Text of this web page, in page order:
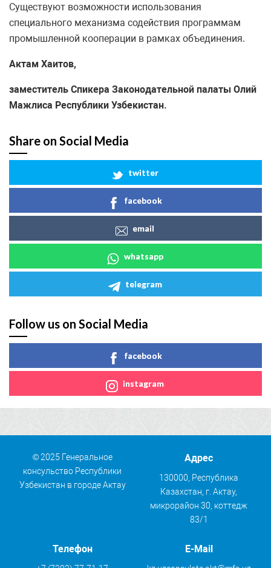
Существуют возможности использования
специального механизма содействия программам
промышленной кооперации в рамках объединения.
Актам Хаитов,
заместитель Спикера Законодательной палаты Олий
Мажлиса Республики Узбекистан.
Share on Social Media
twitter
facebook
email
whatsapp
telegram
Follow us on Social Media
facebook
instagram
© 2025 Генеральное
консульство Республики
Узбекистан в городе Актау
Адрес
130000, Республика
Казахстан, г. Актау,
микрорайон 30, коттедж
83/1
Телефон E-Mail